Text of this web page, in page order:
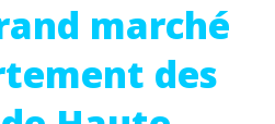
marché
des